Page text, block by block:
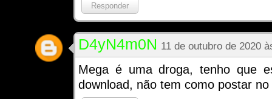
Responder
D4yN4m0N 11 de outubro de 2020
Mega é uma droga, tenho que
download, não tem como postar